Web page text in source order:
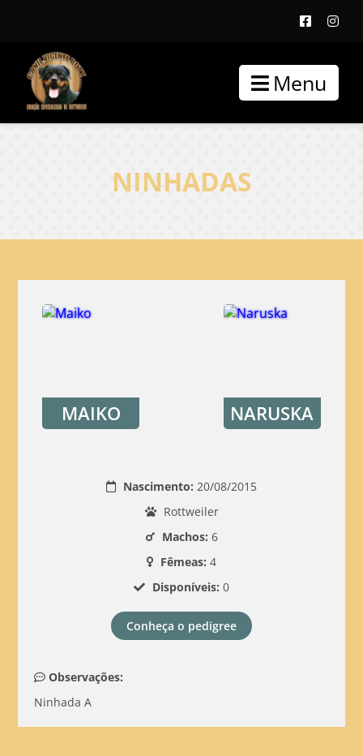
Menu
NINHADAS
MAIKO NARUSKA
Nascimento: 20/08/2015
Rottweiler
Machos: 6
Fêmeas: 4
Disponíveis: 0
Conheça o pedigree
Observações:
Ninhada A